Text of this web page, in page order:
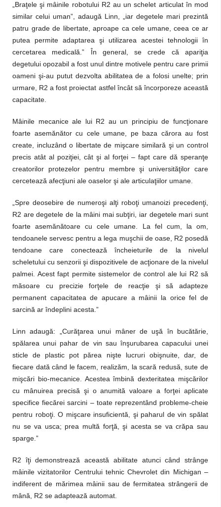
„Braţele şi mâinile robotului R2 au un schelet articulat în mod
similar celui uman”, adaugă Linn, „iar degetele mari prezintă
patru grade de libertate, aproape ca cele umane, ceea ce ar
putea permite adaptarea şi utilizarea acestei tehnologii în
cercetarea medicală.” În general, se crede că apariţia
degetului opozabil a fost unul dintre motivele pentru care primii
oameni şi-au putut dezvolta abilitatea de a folosi unelte; prin
urmare, R2 a fost proiectat astfel încât să încorporeze această
capacitate.
Mâinile mecanice ale lui R2 au un principiu de funcţionare
foarte asemănător cu cele umane, pe baza cărora au fost
create, incluzând o libertate de mişcare similară şi un control
precis atât al poziţiei, cât şi al forţei – fapt care dă speranţe
creatorilor protezelor pentru membre şi universităţilor care
cercetează afecţiuni ale oaselor şi ale articulaţiilor umane.
„Spre deosebire de numeroşi alţi roboţi umanoizi precedenţi,
R2 are degetele de la mâini mai subţiri, iar degetele mari sunt
foarte asemănătoare cu cele umane. La fel cum, la om,
tendoanele servesc pentru a lega muşchii de oase, R2 posedă
tendoane care conectează încheieturile de la nivelul
scheletului cu senzorii şi dispozitivele de acţionare de la nivelul
palmei. Acest fapt permite sistemelor de control ale lui R2 să
măsoare cu precizie forţele de reacţie şi să adapteze
permanent capacitatea de apucare a mâinii la orice fel de
sarcină ar îndeplini acesta.”
Linn adaugă: „Curăţarea unui mâner de uşă în bucătărie,
spălarea unui pahar de vin sau înşurubarea capacului unei
sticle de plastic pot părea nişte lucruri obişnuite, dar, de
fiecare dată când le facem, realizăm, la scară redusă, sute de
mişcări bio-mecanice. Acestea îmbină dexteritatea mişcărilor
cu mânuirea precisă şi o anumită valoare a forţei aplicate
specifice fiecărei sarcini – toate reprezentând probleme-cheie
pentru roboţi. O mişcare insuficientă, şi paharul de vin spălat
nu se va usca; prea multă forţă, şi acesta se va crăpa sau
sparge.”
R2 îţi demonstrează această abilitate atunci când strânge
mâinile vizitatorilor Centrului tehnic Chevrolet din Michigan –
indiferent de mărimea mâinii sau de fermitatea strângerii de
mână, R2 se adaptează automat.